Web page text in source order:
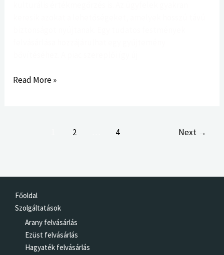
Read More »
2 4 Next →
Főoldal
Szolgáltatások
Arany felvásárlás
Ezüst felvásárlás
Hagyaték felvásárlás